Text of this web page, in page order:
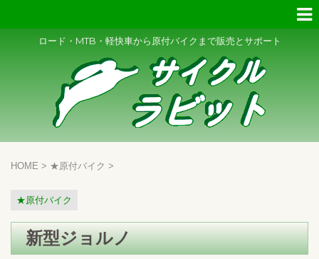
ロード・MTB・軽快車から原付バイクまで販売とサポート
HOME > ★原付バイク >
★原付バイク
新型ジョルノ